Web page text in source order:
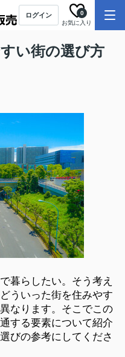
ログイン
お気に入り
0
い街の選び方
暮らしたい。そう考え
ういった街を住みやす
なります。そこでこの
する要素について紹介
びの参考にしてくださ